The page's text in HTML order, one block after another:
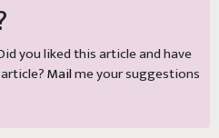
you liked this article and have
Mailme your suggestions